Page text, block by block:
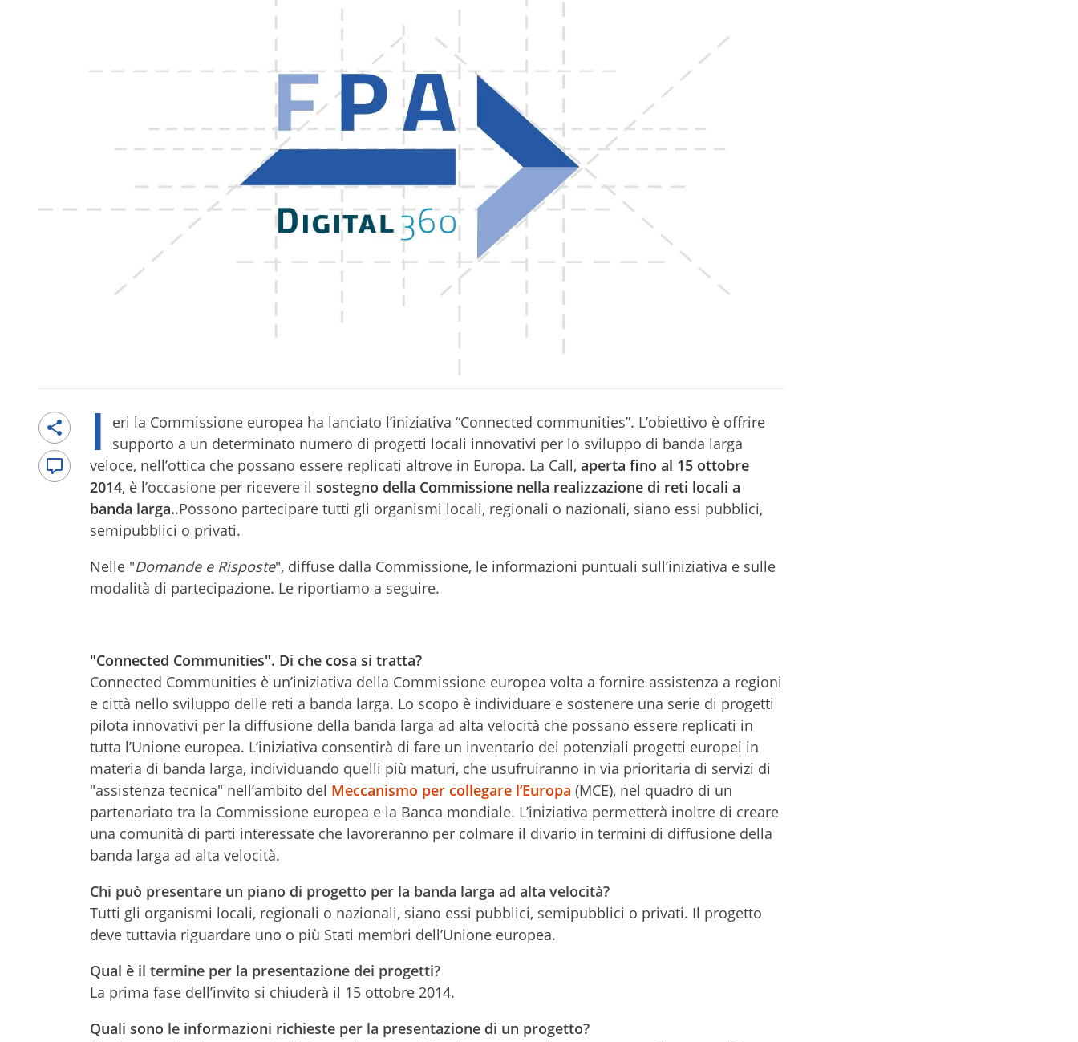
I
eri la Commissione europea ha lanciato l’iniziativa “Connected communities”. L’obiettivo è offrire
supporto a un determinato numero di progetti locali innovativi per lo sviluppo di banda larga
veloce, nell’ottica che possano essere replicati altrove in Europa. La Call, aperta fino al 15 ottobre
2014, è l’occasione per ricevere il sostegno della Commissione nella realizzazione di reti locali a
banda larga..Possono partecipare tutti gli organismi locali, regionali o nazionali, siano essi pubblici,
semipubblici o privati.
Nelle "Domande e Risposte", diffuse dalla Commissione, le informazioni puntuali sull’iniziativa e sulle
modalità di partecipazione. Le riportiamo a seguire.
"Connected Communities". Di che cosa si tratta?
Connected Communities è un’iniziativa della Commissione europea volta a fornire assistenza a regioni
e città nello sviluppo delle reti a banda larga. Lo scopo è individuare e sostenere una serie di progetti
pilota innovativi per la diffusione della banda larga ad alta velocità che possano essere replicati in
tutta l’Unione europea. L’iniziativa consentirà di fare un inventario dei potenziali progetti europei in
materia di banda larga, individuando quelli più maturi, che usufruiranno in via prioritaria di servizi di
"assistenza tecnica" nell’ambito del Meccanismo per collegare l’Europa (MCE), nel quadro di un
partenariato tra la Commissione europea e la Banca mondiale. L’iniziativa permetterà inoltre di creare
una comunità di parti interessate che lavoreranno per colmare il divario in termini di diffusione della
banda larga ad alta velocità.
Chi può presentare un piano di progetto per la banda larga ad alta velocità?
Tutti gli organismi locali, regionali o nazionali, siano essi pubblici, semipubblici o privati. Il progetto
deve tuttavia riguardare uno o più Stati membri dell’Unione europea.
Qual è il termine per la presentazione dei progetti?
La prima fase dell’invito si chiuderà il 15 ottobre 2014.
Quali sono le informazioni richieste per la presentazione di un progetto?